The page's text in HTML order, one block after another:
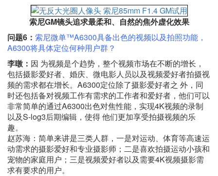
索尼GM镜头追求最柔和、自然的焦外虚化效果
问题6： 索尼微单™A6300具备出色的视频以及拍照功能，
A6300将具体定位何种用户群？
李暾： 因 为视频是个趋势，整个视频市场在不断的增长，
包括摄影爱好者、婚庆、微电影人员以及视频爱好者拍摄视
频的需求都在增长。A6300定位除了摄影爱好者之 外，同
时还包括备对视频工作有需求的工作者和爱好者，他们可以
非常简单的通过A6300出色对焦性能，实现4K视频的录制
以及S-log3后期编辑，使得 他们更加享受拍摄视频的乐
趣。
赵苏海：简单来讲是三类人群，一是对运动、体育等高速运
动需求的摄影爱好和专业摄影师；二是喜欢拍摄运动小孩和
宠物的家庭用户；三是视频爱好者以及需要4K视频摄影需
求有要求的用户。